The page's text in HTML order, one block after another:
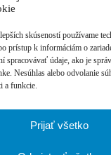
skúseností používame
prístup k informáciám o
spracovávať údaje, ako je
Nesúhlas alebo odvolanie
a funkcie.
Prijať všetko
v ARTE